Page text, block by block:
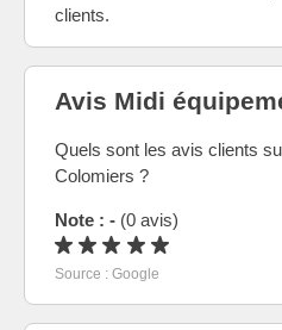
clients.
Avis Midi
Quels sont les avis clients
Colomiers ?
Note : - (0 avis)
Source : Google